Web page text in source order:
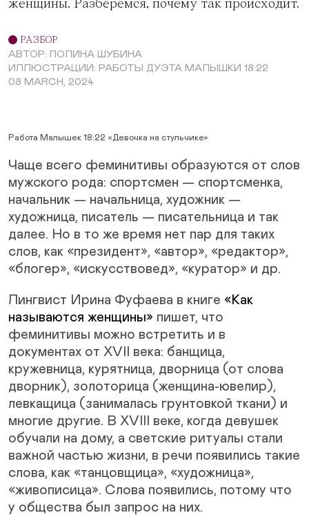
РАЗБОР
АВТОР: ПОЛИНА ШУБИНА
ИЛЛЮСТРАЦИИ: РАБОТЫ ДУЭТА МАЛЫШКИ 18:22
08 MARCH, 2024
женщины. Разберемся, почему так происходит.
Работа Малышек 18:22 «Девочка на стульчике»
Чаще всего феминитивы образуются от слов
мужского рода: спортсмен — спортсменка,
начальник — начальница, художник —
художница, писатель — писательница и так
далее. Но в то же время нет пар для таких
слов, как «президент», «автор», «редактор»,
«блогер», «искусствовед», «куратор» и др.
Лингвист Ирина Фуфаева в книге «Как
называются женщины» пишет, что
феминитивы можно встретить и в
документах от XVII века: банщица,
кружевница, курятница, дворница (от слова
дворник), золоторица (женщина-ювелир),
левкащица (занималась грунтовкой ткани) и
многие другие. В XVIII веке, когда девушек
обучали на дому, а светские ритуалы стали
важной частью жизни, в речи появились такие
слова, как «танцовщица», «художница»,
«живописица». Слова появились, потому что
у общества был запрос на них.